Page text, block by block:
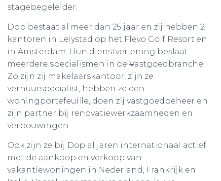
stagebegeleider.
Dop bestaat al meer dan 25 jaar en zij hebben 2
kantoren in Lelystad op het Flevo Golf Resort en
in Amsterdam. Hun dienstverlening beslaat
meerdere specialismen in de Vastgoedbranche.
Zo zijn zij makelaarskantoor, zijn ze
verhuurspecialist, hebben ze een
woningportefeuille, doen zij vastgoedbeheer en
zijn partner bij renovatiewerkzaamheden en
verbouwingen.
Ook zijn ze bij Dop al jaren internationaal actief
met de aankoop en verkoop van
vakantiewoningen in Nederland, Frankrijk en